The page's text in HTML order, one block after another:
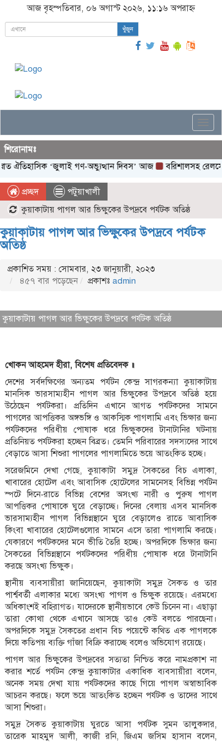
আজ বৃহস্পতিবার, ০৬ অগাস্ট ২০২৬, ১১:১৬ অপরাহ্ন
খুঁজুন
শিরোনামঃ
‌‘জুলাই গণ-অভ্যুত্থান দিবস’ আজ
বরিশালসহ রেলসেবা
প্রচ্ছদ
পটুয়াখালী
কুয়াকাটায় পাগল আর ভিক্ষুকের উপদ্রবে পর্যটক অতিষ্ঠ
কুয়াকাটায় পাগল আর ভিক্ষুকের উপদ্রবে পর্যটক
অতিষ্ঠ
প্রকাশিত সময় : সোমবার, ২৩ জানুয়ারী, ২০২৩
৪৫৭ বার পড়েছেন
প্রকাশঃ admin
কুয়াকাটায় পাগল আর ভিক্ষুকের উপদ্রবে পর্যটক অতিষ্ঠ
খোকন আহমেদ হীরা, বিশেষ প্রতিবেদক ॥
দেশের সর্বদক্ষিণের অন্যতম পর্যটন কেন্দ্র সাগরকন্যা কুয়াকাটায়
মানসিক ভারসাম্যহীন পাগল আর ভিক্ষুকের উপদ্রবে অতিষ্ঠ হয়ে
উঠেছেন পর্যটকরা। প্রতিদিন এখানে আগত পর্যটকদের সামনে
পাগলের আপত্তিকর অঙ্গভঙ্গি ও আকস্মিক পাগলামি এবং ভিক্ষার জন্য
পর্যটকদের পরিধীয় পোষাক ধরে ভিক্ষুকদের টানাটানির ঘটনায়
প্রতিনিয়ত পর্যটকরা হচ্ছেন বিব্রত। তেমনি পরিবারের সদস্যদের সাথে
বেড়াতে আসা শিশুরা পাগলের পাগলামিতে ভয়ে আতংকিত হচ্ছে।
সরেজমিনে দেখা গেছে, কুয়াকাটা সমুদ্র সৈকতের বিচ এলাকা,
খাবারের হোটেল এবং আবাসিক হোটেলের সামনেসহ বিভিন্ন পর্যটন
স্পটে দিনে-রাতে বিভিন্ন বেশের অসংখ্য নারী ও পুরুষ পাগল
আপত্তিকর পোষাকে ঘুরে বেড়াচ্ছে। দিনের বেলায় এসব মানসিক
ভারসাম্যহীন পাগল বিভিন্নস্থানে ঘুরে বেড়ালেও রাতে আবাসিক
কিংবা খাবারের হোটেলগুলোর সামনে এসে তারা পাগলামি করছে।
যেকারণে পর্যটকদের মনে ভীতি তৈরি হচ্ছে। অপরদিকে ভিক্ষার জন্য
সৈকতের বিভিন্নস্থানে পর্যটকদের পরিধীয় পোষাক ধরে টানাটানি
করছে অসংখ্য ভিক্ষুক।
স্থানীয় ব্যবসায়ীরা জানিয়েছেন, কুয়াকাটা সমুদ্র সৈকত ও তার
পার্শ্ববর্তী এলাকার মধ্যে অসংখ্য পাগল ও ভিক্ষুক রয়েছে। এরমধ্যে
অধিকাংশই বহিরাগত। যাদেরকে স্থানীয়ভাবে কেউ চিনেন না। এছাড়া
তারা কোথা থেকে এখানে আসছে তাও কেউ বলতে পারছেনা।
অপরদিকে সমুদ্র সৈকতের প্রধান বিচ পয়েন্টে কথিত এক পাগলকে
দিয়ে কতিপয় ব্যক্তি গাঁজা বিক্রি করাচ্ছে বলেও অভিযোগ রয়েছে।
পাগল আর ভিক্ষুকের উপদ্রবের সত্যতা নিশ্চিত করে নামপ্রকাশ না
করার শর্তে পর্যটন কেন্দ্র কুয়াকাটার একাধিক ব্যবসায়ীরা বলেন,
অনেক সময় দেখা যায় পর্যটকদের কাছে গিয়ে পাগল অস্বাভাবিক
আচরন করছে। ফলে ভয়ে আতংকিত হচ্ছেন পর্যটক ও তাদের সাথে
আসা শিশুরা।
সমুদ্র সৈকত কুয়াকাটায় ঘুরতে আসা পর্যটক সুমন তালুকদার,
তারেক মাহমুদ আলী, কাজী রনি, জিএম জসিম হাসান বলেন,